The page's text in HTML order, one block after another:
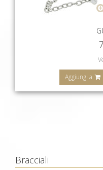
Aggiungi a
Bracciali